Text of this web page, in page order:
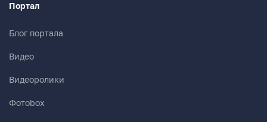
Портал
Блог портала
Видео
Видеоролики
Фотоbox